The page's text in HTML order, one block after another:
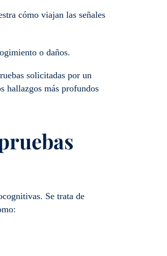
cómo viajan las señales
o daños.
solicitadas por un
hallazgos más profundos
Se trata de